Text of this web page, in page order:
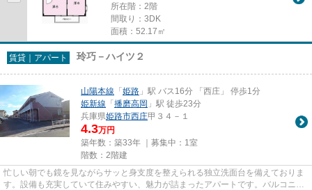
所在階：2階
間取り：3DK
面積：52.17㎡
賃貸｜アパート 玲巧－ハイツ２
山陽本線 「姫路 」駅 バス16分 「西庄」 停歩1分
姫新線 「播磨高岡 」駅 徒歩23分
兵庫県姫路市西庄甲３４－１
4.3万円
築年数：築33年 ｜募集中： 1室
階数：2階建
忙しい朝でも鏡を見ながらサッと身支度を整えられる独立洗面台を備えておりま
す。設備も充実していて住みやすい、魅力が詰まったアパートです。バルコニー